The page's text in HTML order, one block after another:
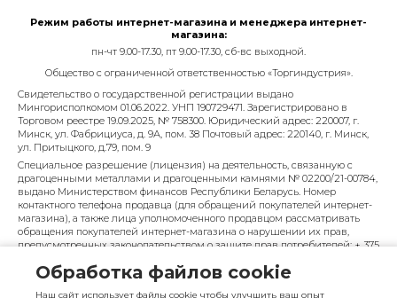
Режим работы интернет-магазина и менеджера интернет-
магазина:
пн-чт 9.00-17.30, пт 9.00-17.30, сб-вс выходной.
Общество с ограниченной ответственностью «Торгиндустрия».
Свидетельство о государственной регистрации выдано
Мингорисполкомом 01.06.2022. УНП 190729471. Зарегистрировано в
Торговом реестре 19.09.2025, № 758300. Юридический адрес: 220007, г.
Минск, ул. Фабрициуса, д. 9А, пом. 38 Почтовый адрес: 220140, г. Минск,
ул. Притыцкого, д.79, пом. 9
Специальное разрешение (лицензия) на деятельность, связанную с
драгоценными металлами и драгоценными камнями № 02200/21-00784,
выдано Министерством финансов Республики Беларусь. Номер
контактного телефона продавца (для обращений покупателей интернет-
магазина), а также лица уполномоченного продавцом рассматривать
обращения покупателей интернет-магазина о нарушении их прав,
предусмотренных законодательством о защите прав потребителей: + 375
управления по работе с обращениями граждан и юридических лиц
Минского городского исполнительного комитета, администрация
Обработка файлов cookie
Наш сайт использует файлы cookie чтобы улучшить ваш опыт